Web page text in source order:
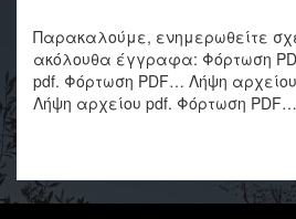
Παρακαλούμε, ενημερωθείτε
ακόλουθα έγγραφα: Φόρτωση
pdf. Φόρτωση PDF… Λήψη
Λήψη αρχείου pdf. Φόρτωση